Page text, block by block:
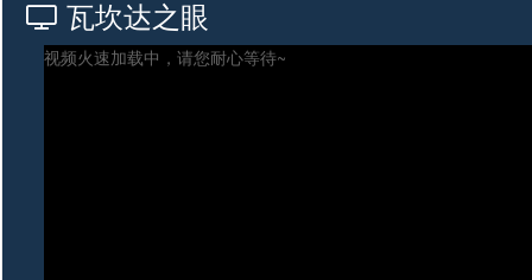
瓦坎达之眼
视频火速加载中，请您耐心等待~